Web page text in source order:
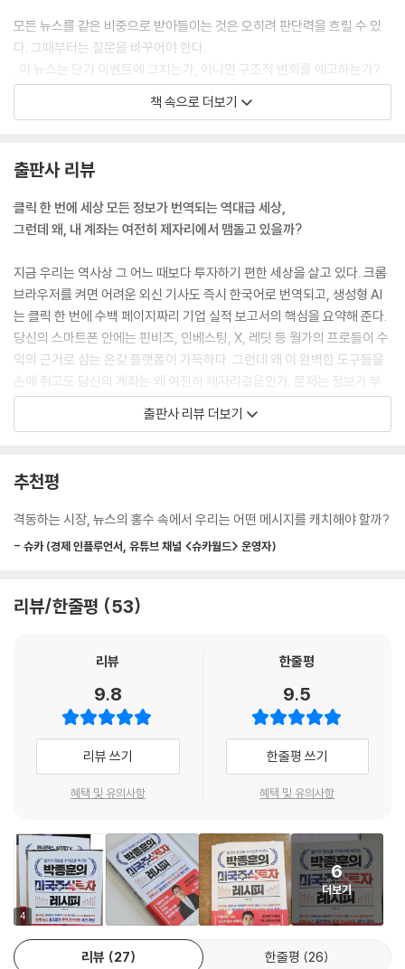
· 시장을 알고 싶다면 월가의 포지션을 보라
plus tips 월가는 어디에 베팅하고 있는가?
9장 한눈에 시장을 읽는 무기, 히트맵
· 히트맵으로 시장 분위기를 읽는다
· 밸류에이션 파악하기
· 개별 종목 밸류에이션 확인하기
plus tips 나만의 종목 선정 체크리스트
10장 실적 발표로 시장을 읽는 법
· 실적 발표 뒤에 숨은 진짜 신호
· 시장은 기대를 먹고 움직인다
11장 하루 30분 루틴으로 시장을 꿰뚫다
· 시장을 읽는 사람들의 뉴스 정리법
나오는 말: 투자에 바로 써먹는 뉴스 활용법
부록: 시장을 읽는 셀프 체크리스트
모든 뉴스를 같은 비중으로 받아들이는 것은 오히려 판단력을 흐릴 수 있
다. 그때부터는 질문을 바꾸어야 한다.
. 이 뉴스는 단기 이벤트에 그치는가, 아니면 구조적 변화를 예고하는가?
. 정책, 금리, 통화, 기술 혁신처럼 거시 변수와 연결되는가?
. 특정 기업의 문제가 아니라 산업 전반의 수익 모델을 바꿀 가능성이 있는
하는 훈련이다. 시장은 언제나 노이즈로 가득하다. 자극적인 헤드라인, 과
장된 전망, 감정을 자극하는 표현은 투자자의 판단을 흐리기 쉽다. 그러나
진짜 시그널은 대개 조용히 모습을 드러낸다. 정책 문구의 작은 변화, 실적
발표에서 드러난 수익 구조의 변동, 산업 규제 방향의 수정과 같은 미묘한
단서에서 비롯된다.
--- 「2장 시그널과 노이즈를 구분하는 법」중에서
〈월스트리트저널〉은 비교적 정제된 톤으로 정책, 기업, 거시경제를 다룬
다. 단기 트레이딩 이슈보다는 구조적 변화와 정책 흐름을 분석하는 데 강
점이 있다. 장기 투자자라면 큰 흐름을 읽는 데 유용하다. 블룸버그는 속도
와 데이터에 강하다. 글로벌 매크로, 채권, 외환, 원자재 등 자산군 전반에
걸친 실시간 정보와 정량적 분석이 강점이다. 시장 참가자들의 포지셔닝과
자금 흐름을 파악하는 데 적합하다. CNBC는 실시간 방송 매체 특성상 시
속보에 즉각 반응하며 ‘현재 시장이 무엇에 흥분하고 있는지’를 보여준다.
--- 「4장 지금 당장 즐겨찾기해야 할 레거시 미디어」중에서
대한 전문가이며 최근 연방준비제도 이사회와 미국 경제 정책의 주요 동향
사’로 불린다. 이는 연준 고위 관계자들과의 깊은 네트워크를 기반으로 한
표 발표 직후 그의 기사와 포스트가 시장을 크게 흔드는 이유도 여기에 있
다. 그의 메시지는 시장 참가자들에게 단순한 의견이 아니라 연준의 사고
방식을 추론할 수 있는 ‘단서’로 받아들여진다.
--- 「5장 뉴미디어로 읽는 속보와 시장 심리」중에서
평가의 기준이 어떻게 변하는지 등의 흐름을 읽는 작업이다. 특히 금리는
그 중심에 서 있는 변수다. 금리를 이해하지 못하면 시장의 큰 물줄기를 읽
기 어렵다. 반대로 금리의 방향과 시장의 기대를 함께 읽을 수 있다면, 우리
는 변동성 속에서도 더 명확한 판단을 내릴 수 있다.
--- 「6장 월가 투자자들이 매달 챙기는 경제지표」중에서
책 속으로 더보기
출판사 리뷰
클릭 한 번에 세상 모든 정보가 번역되는 역대급 세상,
그런데 왜, 내 계좌는 여전히 제자리에서 맴돌고 있을까?
지금 우리는 역사상 그 어느 때보다 투자하기 편한 세상을 살고 있다. 크롬
브라우저를 켜면 어려운 외신 기사도 즉시 한국어로 번역되고, 생성형 AI
는 클릭 한 번에 수백 페이지짜리 기업 실적 보고서의 핵심을 요약해 준다.
당신의 스마트폰 안에는 핀비즈, 인베스팅, X, 레딧 등 월가의 프로들이 수
익의 근거로 삼는 온갖 플랫폼이 가득하다. 그런데 왜 이 완벽한 도구들을
손에 쥐고도 당신의 계좌는 왜 여전히 제자리걸음인가. 문제는 정보가 부
족해서가 아니다. 넘쳐나는 데이터 속에서 진짜 돈이 되는 정보만 따로 골
라내고 제대로 해석하는 힘이 부족하기 때문이다.
기를 읊어주는 사람이 아니다. 그는 쏟아지는 뉴스 속에서 계좌를 끝까지
지켜낼 시그널과 실제 수익으로 연결되는 맥락을 포착하는 자신의 특급 기
밀을 이 책에 아낌없이 풀어놓았다.
진짜 돈이 되는 신호만 골라 제대로 읽자!
“이 뉴스가 1년 뒤 이 기업이 돈을 버는 능력에 확실한 변화를 주는가?” 이
기준 하나만 제대로 세워도 출처가 불분명한 루머나 이미 주가에 다 반영
된 단기 이슈 같은 소음에 속아 상투를 잡는 실수를 끝낼 수 있다. 진짜 수
익을 부르는 신호는 금리 정책의 변화나 기업의 미래를 결정짓는 실적 전
망 상향과 같은 핵심 뉴스에 숨어 있다. 박종훈 저자는 월스트리트저널, 블
룸버그, CNBC, 파이낸셜 타임스 등 기존 언론 매체별 강점과 맞춤 활용법
을 소개한다. 무조건 읽는 게 아니라 영리하게 읽는 전략이 필요하다는 것
또한 매달 발표되는 물가, 고용지표, 그리고 실시간 성장률을 추적하는 G
DPNow와 같은 거시 지표를 이해하기 위한 지식과 실전 투자 포인트를 설
명한다. 연준이 금리의 방향을 결정하는 기초 자료들인 만큼 제대로 이해
하고 흐름을 놓치지 않는 것이 중요하다.
미국 주식시장은 물론 글로벌 경제에 절대적인 영향력을 끼치는 연준의 생
출판사 리뷰 더보기
추천평
격동하는 시장, 뉴스의 홍수 속에서 우리는 어떤 메시지를 캐치해야 할까?
- 슈카 (경제 인플루언서, 유튜브 채널 <슈카월드> 운영자)
리뷰/한줄평 53
리뷰
9.8
리뷰 쓰기
혜택 및 유의사항
한줄평
9.5
한줄평 쓰기
혜택 및 유의사항
4
6
더보기
리뷰 27 한줄평 26